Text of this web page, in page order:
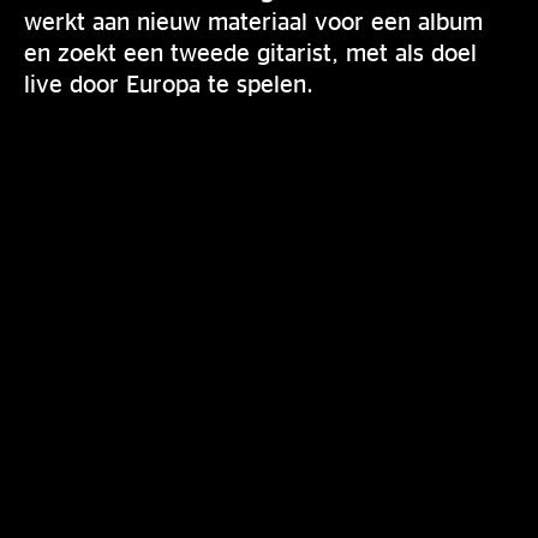
werkt aan nieuw materiaal voor een album
en zoekt een tweede gitarist, met als doel
live door Europa te spelen.